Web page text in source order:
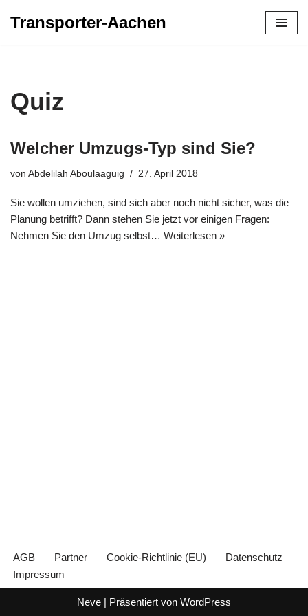
Transporter-Aachen
Quiz
Welcher Umzugs-Typ sind Sie?
von Abdelilah Aboulaaguig 27. April 2018
Sie wollen umziehen, sind sich aber noch nicht sicher, was die
Planung betrifft? Dann stehen Sie jetzt vor einigen Fragen:
Nehmen Sie den Umzug selbst… Weiterlesen »
AGB Partner Cookie-Richtlinie (EU)
Datenschutz
Impressum
Neve | Präsentiert von WordPress